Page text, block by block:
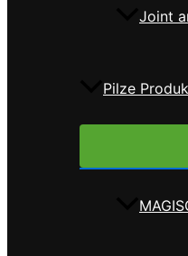
Joint
Pilze